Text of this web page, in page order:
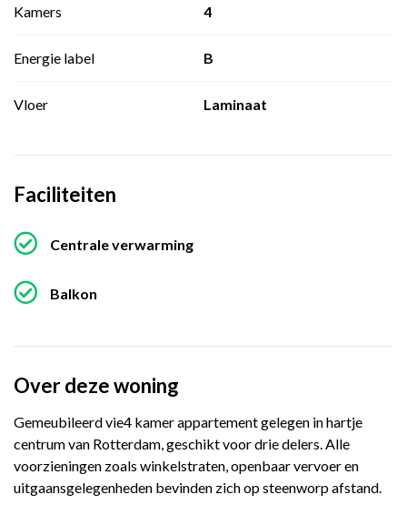
Kamers 4
Energie label B
Vloer Laminaat
Faciliteiten
Centrale verwarming
Balkon
Over deze woning
Gemeubileerd vie4 kamer appartement gelegen in hartje
centrum van Rotterdam, geschikt voor drie delers. Alle
voorzieningen zoals winkelstraten, openbaar vervoer en
uitgaansgelegenheden bevinden zich op steenworp afstand.